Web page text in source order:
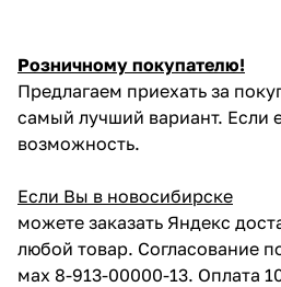
Розничному покупателю!
Предлагаем приехать за
самый лучший вариант. Если
возможность.
Если Вы в новосибирске
можете заказать Яндекс
любой товар. Согласование
мах 8-913-00000-13. Оплата